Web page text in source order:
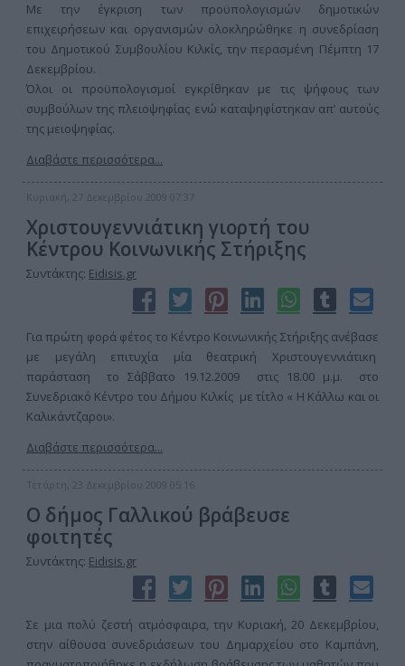
Με την έγκριση των προϋπολογισμών δημοτικών
επιχειρήσεων και οργανισμών ολοκληρώθηκε η συνεδρίαση
του Δημοτικού Συμβουλίου Κιλκίς, την περασμένη Πέμπτη 17
Δεκεμβρίου.
Όλοι οι προϋπολογισμοί εγκρίθηκαν με τις ψήφους των
συμβούλων της πλειοψηφίας ενώ καταψηφίστηκαν απ’ αυτούς
της μειοψηφίας.
Διαβάστε περισσότερα...
Κυριακή, 27 Δεκεμβρίου 2009 07:37
Χριστουγεννιάτικη γιορτή του
Κέντρου Κοινωνικής Στήριξης
Συντάκτης: Eidisis.gr
Για πρώτη φορά φέτος το Κέντρο Κοινωνικής Στήριξης ανέβασε
με μεγάλη επιτυχία μία θεατρική Χριστουγεννιάτικη
παράσταση το Σάββατο 19.12.2009 στις 18.00 μ.μ. στο
Συνεδριακό Κέντρο του Δήμου Κιλκίς με τίτλο « Η Κάλλω και οι
Καλικάντζαροι».
Διαβάστε περισσότερα...
Τετάρτη, 23 Δεκεμβρίου 2009 05:16
Ο δήμος Γαλλικού βράβευσε
φοιτητές
Συντάκτης: Eidisis.gr
Σε μια πολύ ζεστή ατμόσφαιρα, την Κυριακή, 20 Δεκεμβρίου,
στην αίθουσα συνεδριάσεων του Δημαρχείου στο Καμπάνη,